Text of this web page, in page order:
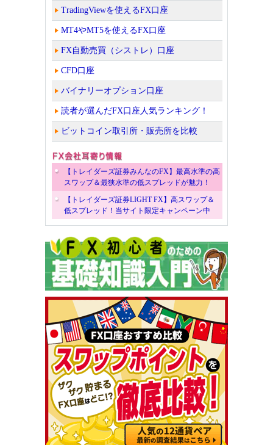
TradingViewを使えるFX口座
MT4やMT5を使えるFX口座
FX自動売買（シストレ）口座
CFD口座
バイナリーオプション口座
読者が選んだFX口座人気ランキング！
ビットコイン取引所・販売所を比較
【トレイダーズ証券みんなのFX】最高水準の高
スワップ＆最狭水準の低スプレッドが魅力！
【トレイダーズ証券LIGHT FX】高スワップ＆
低スプレッド！当サイト限定キャンペーン中